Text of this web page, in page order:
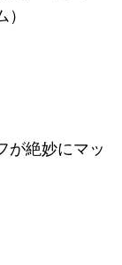
が絶妙にマッ